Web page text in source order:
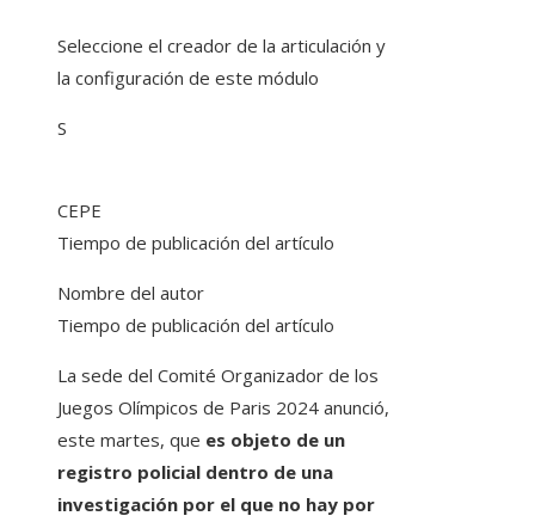
Seleccione el creador de la articulación y
la configuración de este módulo
S
CEPE
Tiempo de publicación del artículo
Nombre del autor
Tiempo de publicación del artículo
La sede del Comité Organizador de los
Juegos Olímpicos de Paris 2024 anunció,
este martes, que es objeto de un
registro policial dentro de una
investigación por el que no hay por